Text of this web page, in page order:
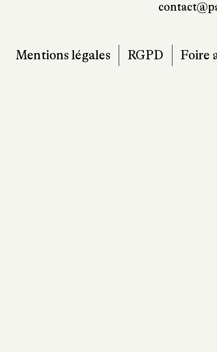
Mentions légales RGPD Foire